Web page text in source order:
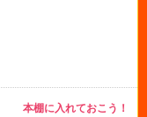
本棚に入れておこう！